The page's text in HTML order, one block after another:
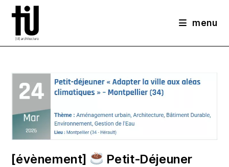
principal
menu
[évènement]
Petit-Déjeuner